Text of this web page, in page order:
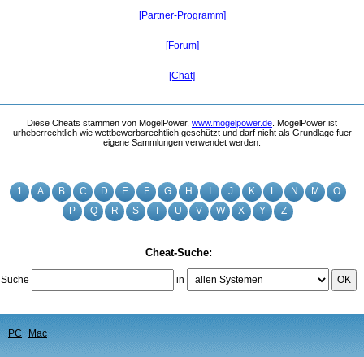
1 A B C D E F G H J K L N M
O
P
Q R S T U V W X Y Z
Cheat-Suche:
Suche in OK
PC Mac
[Partner-Programm]
[Forum]
[Chat]
Diese Cheats stammen von MogelPower, www.mogelpower.de . MogelPower ist
urheberrechtlich wie wettbewerbsrechtlich geschützt und darf nicht als Grundlage fuer
eigene Sammlungen verwendet werden.